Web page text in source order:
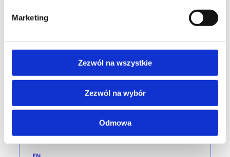
Marketing
Zezwól na wszystkie
Zezwól na wybór
Odmowa
+ 23% VAT (
COMMUNICATION AND COOPERATION
training code: HR-MZ-W / M3.0_ENG_DL / EN